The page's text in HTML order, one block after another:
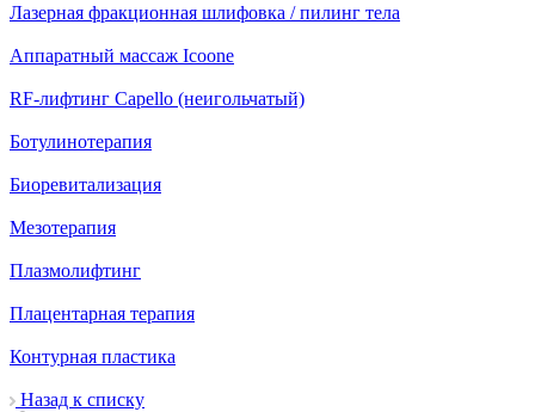
Лазерная фракционная шлифовка / пилинг тела
Аппаратный массаж Icoone
RF‑лифтинг Capello (неигольчатый)
Ботулинотерапия
Биоревитализация
Мезотерапия
Плазмолифтинг
Плацентарная терапия
Контурная пластика
Назад к списку